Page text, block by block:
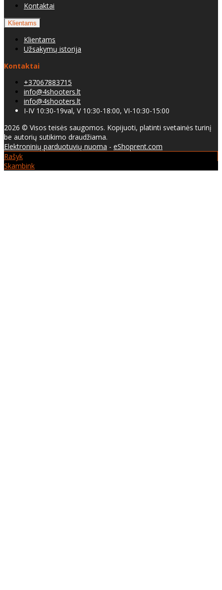
Kontaktai
Klientams
Klientams
Užsakymų istorija
Kontaktai
+37067883715
info@4shooters.lt
info@4shooters.lt
I-IV 10:30-19val, V 10:30-18:00, VI-10:30-15:00
2026 © Visos teisės saugomos. Kopijuoti, platinti svetainės turinį
be autorių sutikimo draudžiama.
Elektroninių parduotuvių nuoma - eShoprent.com
Rašyk
Skambink